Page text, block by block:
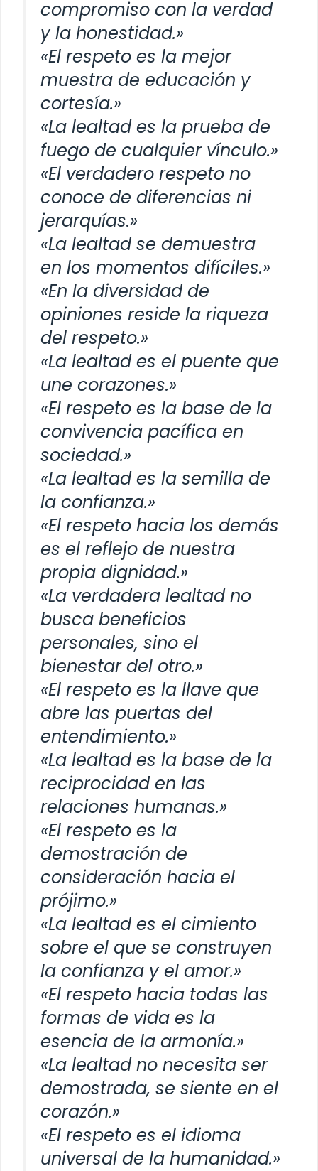
compromiso con la verdad
y la honestidad.»
«El respeto es la mejor
muestra de educación y
cortesía.»
«La lealtad es la prueba de
fuego de cualquier vínculo.»
«El verdadero respeto no
conoce de diferencias ni
jerarquías.»
«La lealtad se demuestra
en los momentos difíciles.»
«En la diversidad de
opiniones reside la riqueza
del respeto.»
«La lealtad es el puente que
une corazones.»
«El respeto es la base de la
convivencia pacífica en
sociedad.»
«La lealtad es la semilla de
la confianza.»
«El respeto hacia los demás
es el reflejo de nuestra
propia dignidad.»
«La verdadera lealtad no
busca beneficios
personales, sino el
bienestar del otro.»
«El respeto es la llave que
abre las puertas del
entendimiento.»
«La lealtad es la base de la
reciprocidad en las
relaciones humanas.»
«El respeto es la
demostración de
consideración hacia el
prójimo.»
«La lealtad es el cimiento
sobre el que se construyen
la confianza y el amor.»
«El respeto hacia todas las
formas de vida es la
esencia de la armonía.»
«La lealtad no necesita ser
demostrada, se siente en el
corazón.»
«El respeto es el idioma
universal de la humanidad.»